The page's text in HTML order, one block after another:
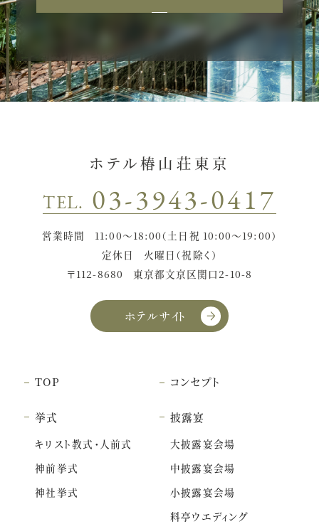
ホテル椿山荘東京
TEL. 03-3943-0417
営業時間
11:00〜18:00（土日祝 10:00〜19:00）
定休日
火曜日（祝除く）
〒112-8680
東京都文京区関口2-10-8
ホテルサイト
TOP コンセプト
挙式
キリスト教式・人前式
神前挙式
神社挙式
披露宴
大披露宴会場
中披露宴会場
小披露宴会場
料亭ウエディング